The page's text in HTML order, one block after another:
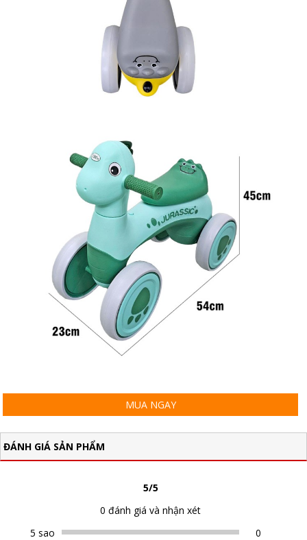
MUA NGAY
ĐÁNH GIÁ SẢN PHẨM
5/5
0 đánh giá và nhận xét
5 sao
0